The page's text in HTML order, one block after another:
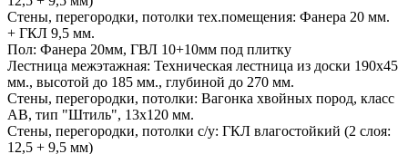
Стены, перегородки, потолки тех.помещения: Фанера 20 мм.
+ ГКЛ 9,5 мм.
Пол: Фанера 20мм, ГВЛ 10+10мм под плитку
Лестница межэтажная: Техническая лестница из доски 190х45
мм., высотой до 185 мм., глубиной до 270 мм.
Стены, перегородки, потолки: Вагонка хвойных пород, класс
АВ, тип "Штиль", 13х120 мм.
Стены, перегородки, потолки с/у: ГКЛ влагостойкий (2 слоя:
12,5 + 9,5 мм)